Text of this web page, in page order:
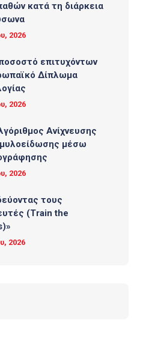
κατά τη διάρκεια
2026
επιτυχόντων
Δίπλωμα
2026
Ανίχνευσης
μέσω
2026
τους
(Τrain the
2026